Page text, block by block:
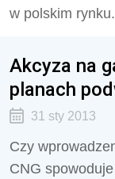
w polskim rynku.
Akcyza na
planach
31 sty 2013
Czy
CNG